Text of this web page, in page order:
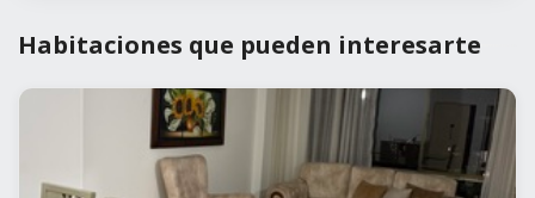
Habitaciones que pueden interesarte